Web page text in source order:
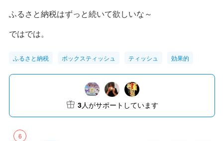
ふるさと納税はずっと続いて欲しいな～
ではでは。
ふるさと納税 ボックスティッシュ ティッシュ 効果的
6
3人がサポートしています